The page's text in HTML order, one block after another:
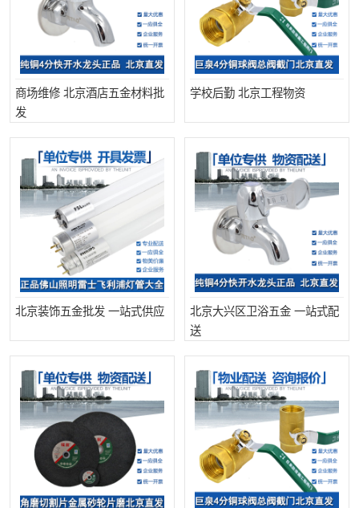
商场维修 北京酒店五金材料批
发
学校后勤 北京工程物资
北京装饰五金批发 一站式供应
北京大兴区卫浴五金 一站式配
送